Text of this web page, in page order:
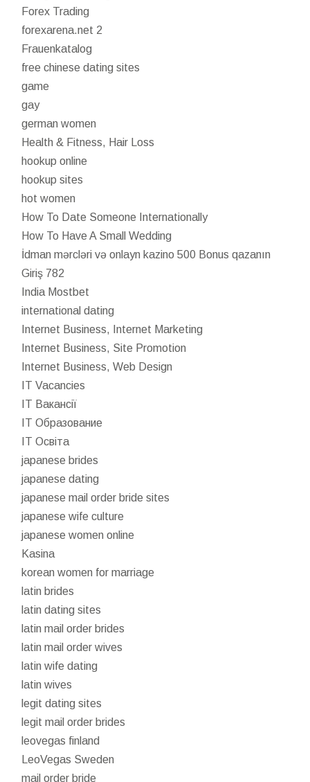
Forex Trading
forexarena.net 2
Frauenkatalog
free chinese dating sites
game
gay
german women
Health & Fitness, Hair Loss
hookup online
hookup sites
hot women
How To Date Someone Internationally
How To Have A Small Wedding
İdman mərcləri və onlayn kazino 500 Bonus qazanın
Giriş 782
India Mostbet
international dating
Internet Business, Internet Marketing
Internet Business, Site Promotion
Internet Business, Web Design
IT Vacancies
IT Вакансії
IT Образование
IT Освіта
japanese brides
japanese dating
japanese mail order bride sites
japanese wife culture
japanese women online
Kasina
korean women for marriage
latin brides
latin dating sites
latin mail order brides
latin mail order wives
latin wife dating
latin wives
legit dating sites
legit mail order brides
leovegas finland
LeoVegas Sweden
mail order bride